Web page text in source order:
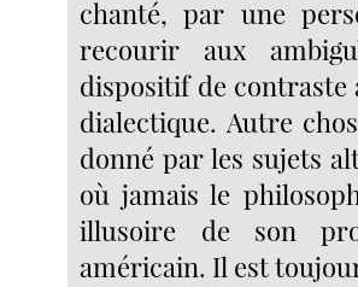
chanté, par une
recourir aux
dispositif de
dialectique. Autre
donné par les sujets
où jamais le
illusoire de son
américain. Il est